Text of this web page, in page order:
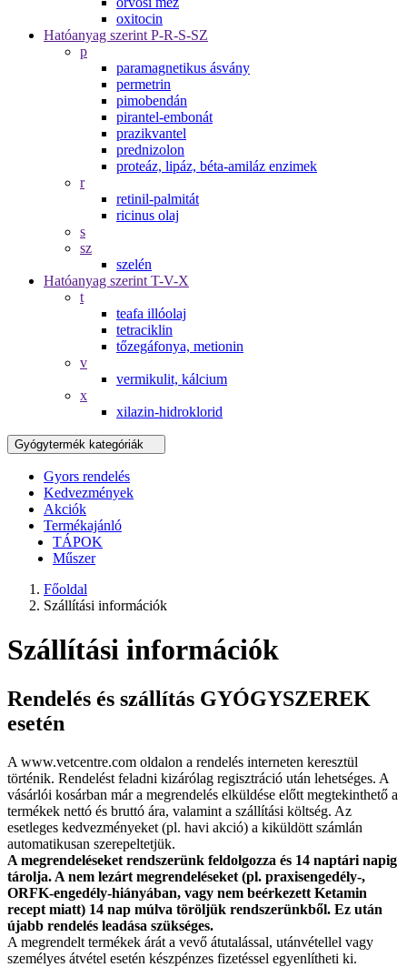
oxitocin
Hatóanyag szerint P-R-S-SZ
p
paramagnetikus ásvány
permetrin
pimobendán
pirantel-embonát
prazikvantel
prednizolon
proteáz, lipáz, béta-amiláz enzimek
r
retinil-palmitát
ricinus olaj
s
sz
szelén
Hatóanyag szerint T-V-X
t
teafa illóolaj
tetraciklin
tőzegáfonya, metionin
v
vermikulit, kálcium
x
xilazin-hidroklorid
Gyógytermék kategóriák
Gyors rendelés
Kedvezmények
Akciók
Termékajánló
TÁPOK
Műszer
Főoldal
Szállítási információk
Szállítási információk
Rendelés és szállítás GYÓGYSZEREK
esetén
A www.vetcentre.com oldalon a rendelés interneten keresztül
történik. Rendelést feladni kizárólag regisztráció után lehetséges. A
vásárlói kosárban már a megrendelés elküldése előtt megtekinthető a
termékek nettó és bruttó ára, valamint a szállítási költség. Az
esetleges kedvezményeket (pl. havi akció) a kiküldött számlán
automatikusan szerepeltetjük.
A megrendeléseket rendszerünk feldolgozza és 14 naptári napig
tárolja. A nem lezárt megrendeléseket (pl. praxisengedély-,
ORFK-engedély-hiányában, vagy nem beérkezett Ketamin
recept miatt) 14 nap múlva töröljük rendszerünkből. Ez után
újabb rendelés leadása szükséges.
A megrendelt termékek árát a vevő átutalással, utánvétellel vagy
személyes átvétel esetén készpénzes fizetéssel egyenlítheti ki.